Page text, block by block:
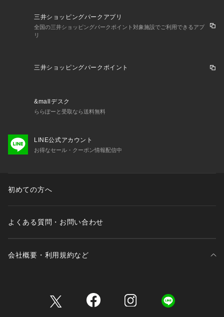
んず 男性三井ショッピングパークアプリ
全国の三井ショッピングパークポイント対象施設でご利用できるアプ
リ
三井ショッピングパークポイント
&mallデスク
ららぽーと受取なら送料無料
LINE公式アカウント
お得なセール・クーポン情報配信中
初めての方へ
よくある質問・お問い合わせ
会社概要・利用規約など